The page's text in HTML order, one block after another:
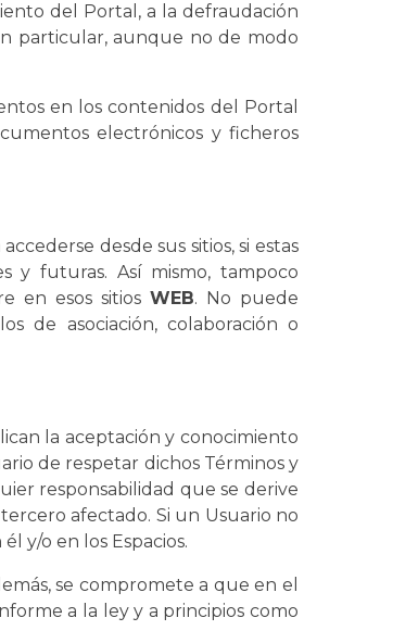
del Portal, a la defraudación
particular, aunque no de modo
en los contenidos del Portal
electrónicos y ficheros
desde sus sitios, si estas
y futuras. Así mismo, tampoco
en esos sitiosWEB. No puede
de asociación, colaboración o
la aceptación y conocimiento
de respetar dichos Términos y
responsabilidad que se derive
afectado. Si un Usuario no
y/o en los Espacios.
se compromete a que en el
a la ley y a principios como